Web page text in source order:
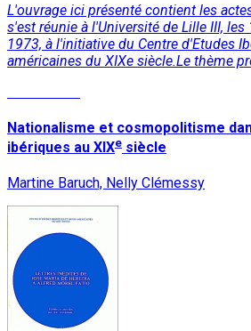
L'ouvrage ici présenté contient les
s'est réunie à l'Université de Lille III,
1973, à l'initiative du Centre d'Etudes
américaines du XIXe siècle.Le thème
Nationalisme et cosmopolitisme
ibériques au XIXe siècle
Martine Baruch, Nelly Clémessy